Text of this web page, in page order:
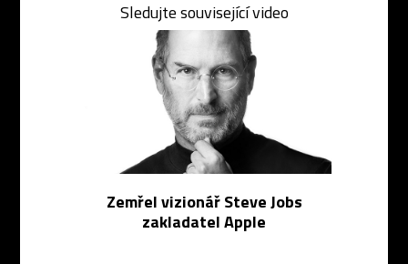
Sledujte související video
Zemřel vizionář Steve Jobs
zakladatel Apple